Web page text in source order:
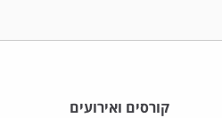
קורסים ואירועים